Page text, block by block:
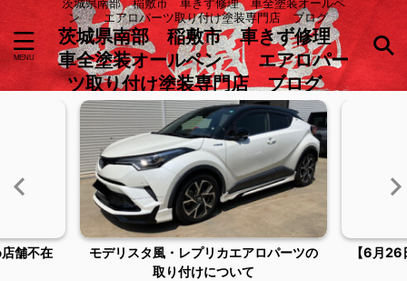
ン エアロパーツ取り付け塗装専門店 ブログ
茨城県南部 稲敷市 車きず修理
車全塗装オールペン エアロパー
ツ取り付け塗装専門店 ブログ
舗不在
モデリスタ風・レプリカエアロパーツの
取り付けについて
【6月